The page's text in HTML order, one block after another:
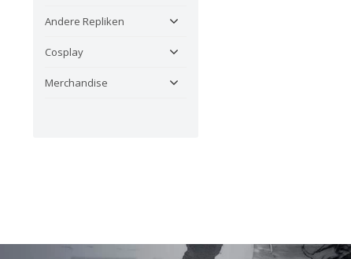
Andere Repliken
Cosplay
Merchandise